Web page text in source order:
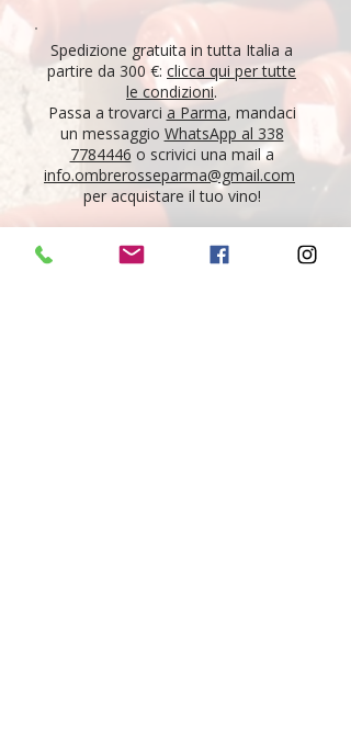
Spedizione gratuita in tutta Italia a
partire da 300 €: clicca qui per tutte
le condizioni.
Passa a trovarci a Parma, mandaci
un messaggio WhatsApp al 338
7784446 o scrivici una mail a
info.ombrerosseparma@gmail.com
per acquistare il tuo vino!
"Tutti i vini della nostra cantina derivano da un
lungo percorso di ricerca, iniziato nel 1995 con